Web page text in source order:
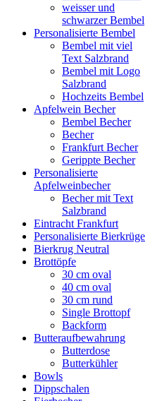
weisser und
schwarzer Bembel
Personalisierte Bembel
Bembel mit viel
Text Salzbrand
Bembel mit Logo
Salzbrand
Hochzeits Bembel
Apfelwein Becher
Bembel Becher
Becher
Frankfurt Becher
Gerippte Becher
Personalisierte
Apfelweinbecher
Becher mit Text
Salzbrand
Eintracht Frankfurt
Personalisierte Bierkrüge
Bierkrug Neutral
Brottöpfe
30 cm oval
40 cm oval
30 cm rund
Single Brottopf
Backform
Butteraufbewahrung
Butterdose
Butterkühler
Bowls
Dippschalen